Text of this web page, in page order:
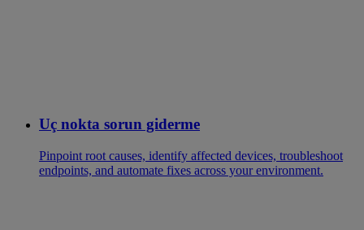
Uç nokta sorun giderme
Pinpoint root causes, identify affected devices, troubleshoot
endpoints, and automate fixes across your environment.